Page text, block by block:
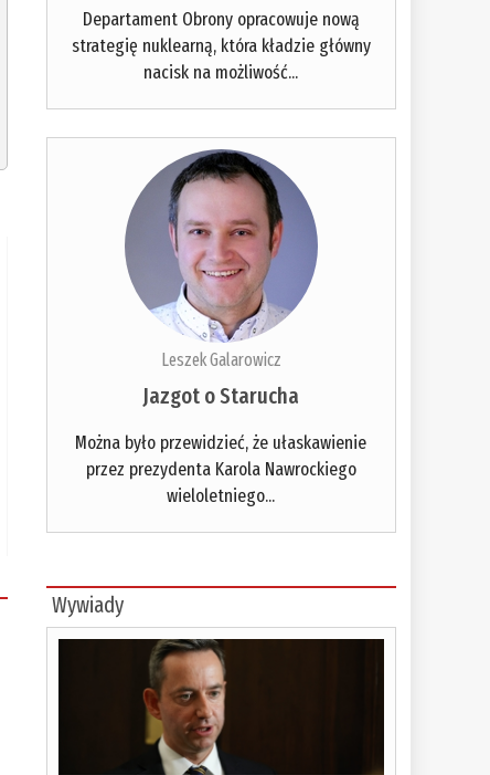
Departament Obrony opracowuje nową
strategię nuklearną, która kładzie główny
nacisk na możliwość...
Leszek Galarowicz
Jazgot o Starucha
Można było przewidzieć, że ułaskawienie
przez prezydenta Karola Nawrockiego
wieloletniego...
Wywiady